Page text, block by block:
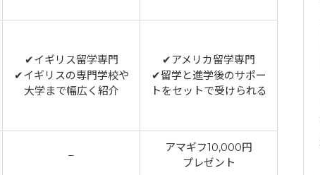
✔イギリス留学専門
✔イギリスの専門学校や
大学まで幅広く紹介
✔アメリカ留学専門
✔留学と進学後のサポー
トをセットで受けられる
–
アマギフ10,000円
プレゼント